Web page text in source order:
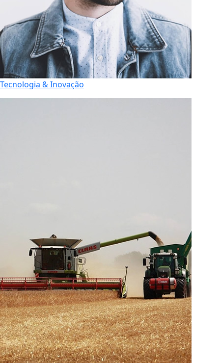
Tecnologia & Inovação